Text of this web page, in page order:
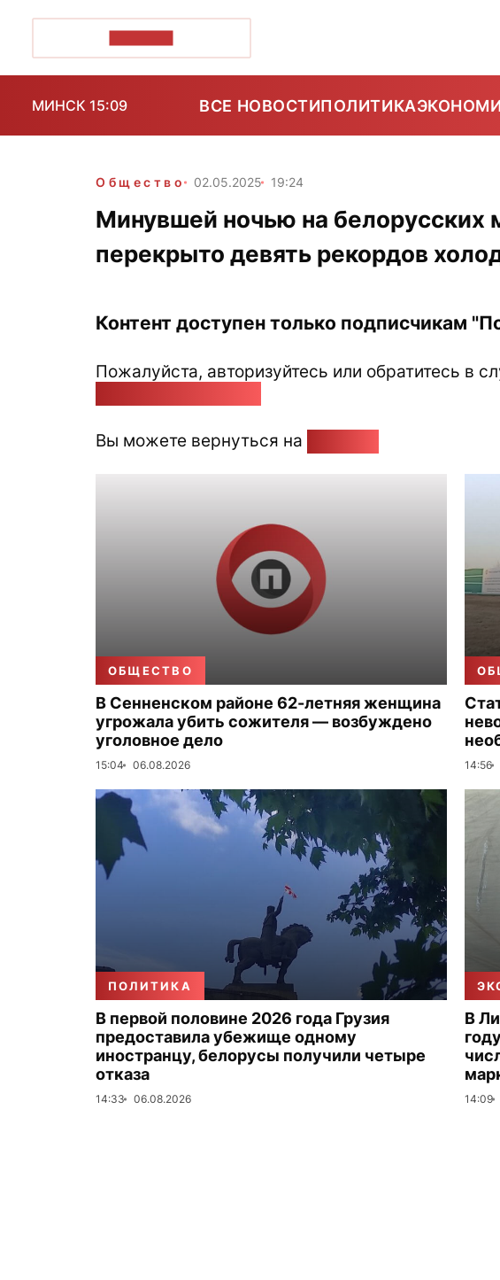
МИНСК 15:09 ВСЕ НОВОСТИПОЛИТИКА
Общество 02.05.2025 19:24
Минувшей ночью на белорусских
перекрыто девять рекордов
Контент доступен только подписчикам
Пожалуйста, авторизуйтесь или обратитесь в
Вы можете вернуться на
ОБЩЕСТВО
В Сенненском районе 62-летняя женщина
угрожала убить сожителя — возбуждено
уголовное дело
15:04 06.08.2026 14:56
ПОЛИТИКА
В первой половине 2026 года Грузия
предоставила убежище одному
иностранцу, белорусы получили четыре
отказа
14:33 06.08.2026
В
14:09